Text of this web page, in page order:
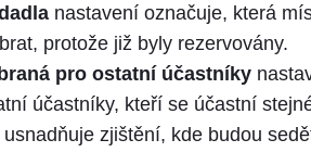
nastavení označuje, která
protože již byly rezervovány.
pro ostatní účastníky
účastníky, kteří se účastní
zjištění, kde budou